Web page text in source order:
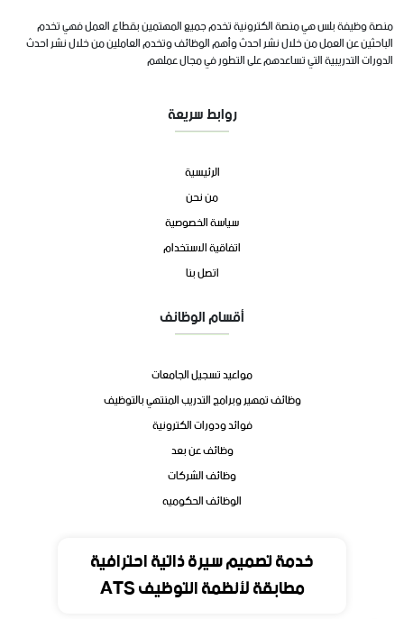
خدمة تصميم سيرة ذاتية احترافية
مطابقة لأنظمة التوظيف ATS
منصة وظيفة بلس هي منصة الكترونية تخدم جميع المهتمين بقطاع العمل فهي تخدم
الباحثين عن العمل من خلال نشر احدث وأهم الوظائف وتخدم العاملين من خلال نشر احدث
الدورات التدريبية التي تساعدهم على التطور في مجال عملهم
روابط سريعة
الرئيسية
من نحن
سياسة الخصوصية
اتفاقية الاستخدام
اتصل بنا
أقسام الوظائف
مواعيد تسجيل الجامعات
وظائف تمهير وبرامج التدريب المنتهي بالتوظيف
فوائد ودورات الكترونية
وظائف عن بعد
وظائف الشركات
الوظائف الحكوميه
المملكة العربية السعودية